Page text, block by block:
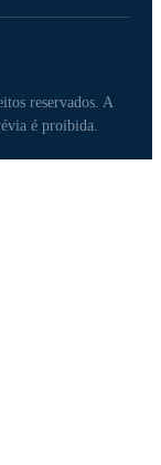
reservados. A
é proibida.